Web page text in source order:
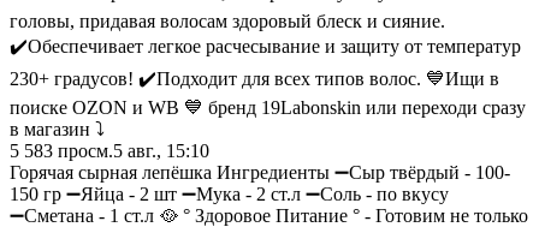
головы, придавая волосам здоровый блеск и сияние.
✔️Обеспечивает легкое расчесывание и защиту от температур
230+ градусов! ✔️Подходит для всех типов волос. 💙Ищи в
поиске OZON и WB 💙 бренд 19Labonskin или переходи сразу
в магазин ⤵️
5 583 просм.5 авг., 15:10
Горячая сырная лепёшка Ингредиенты ➖Сыр твёрдый - 100-
150 гр ➖Яйца - 2 шт ➖Мука - 2 ст.л ➖Соль - по вкусу
➖Сметана - 1 ст.л 🥘 ° Здоровое Питание ° - Готовим не только